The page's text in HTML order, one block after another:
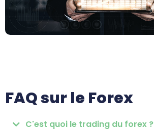
FAQ sur le Forex
C'est quoi le trading du forex ?